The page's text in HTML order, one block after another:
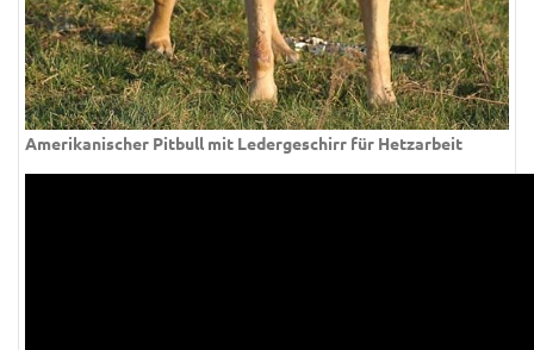
Amerikanischer Pitbull mit Ledergeschirr für Hetzarbeit